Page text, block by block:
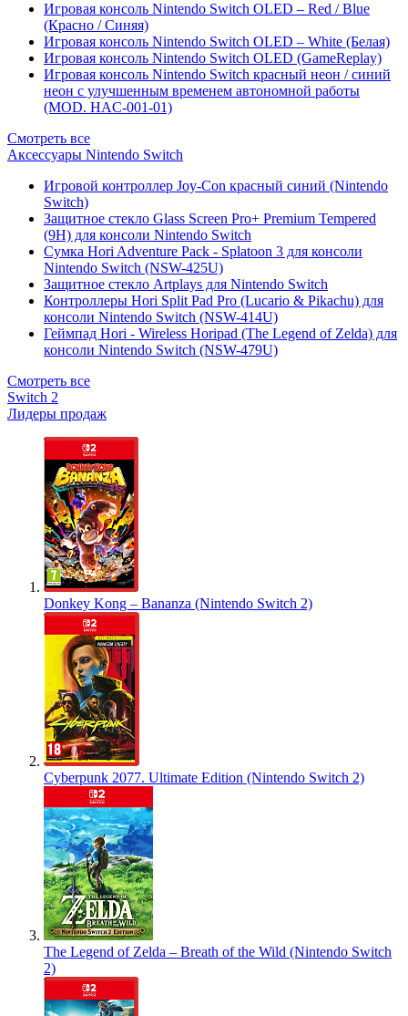
Игровая консоль Nintendo Switch OLED – Red / Blue
(Красно / Синяя)
Игровая консоль Nintendo Switch OLED – White (Белая)
Игровая консоль Nintendo Switch OLED (GameReplay)
Игровая консоль Nintendo Switch красный неон / синий
неон с улучшенным временем автономной работы
(MOD. HAC-001-01)
Смотреть все
Аксессуары Nintendo Switch
Игровой контроллер Joy-Con красный синий (Nintendo
Switch)
Защитное стекло Glass Screen Pro+ Premium Tempered
(9H) для консоли Nintendo Switch
Сумка Hori Adventure Pack - Splatoon 3 для консоли
Nintendo Switch (NSW-425U)
Защитное стекло Artplays для Nintendo Switch
Контроллеры Hori Split Pad Pro (Lucario & Pikachu) для
консоли Nintendo Switch (NSW-414U)
Геймпад Hori - Wireless Horipad (The Legend of Zelda) для
консоли Nintendo Switch (NSW-479U)
Смотреть все
Switch 2
Лидеры продаж
Donkey Kong – Bananza (Nintendo Switch 2)
Cyberpunk 2077. Ultimate Edition (Nintendo Switch 2)
The Legend of Zelda – Breath of the Wild (Nintendo Switch
2)